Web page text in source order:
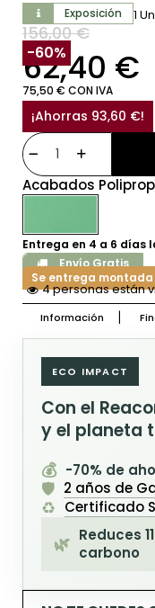
Exposición 1
156,00 €
SIN IVA
62,40 €
75,50 € CON IVA
¡Ahorras 93,60 €!
-60%
Acabados
Entrega en 4 a 6 días
Envío Gratis
Se entrega montada
4 personas están
Información
ECO IMPACT
Con el
y el planeta
💰 -70% de
🛡️ 2 años de
♻️ Certificado
🌿 Reduces
carbono